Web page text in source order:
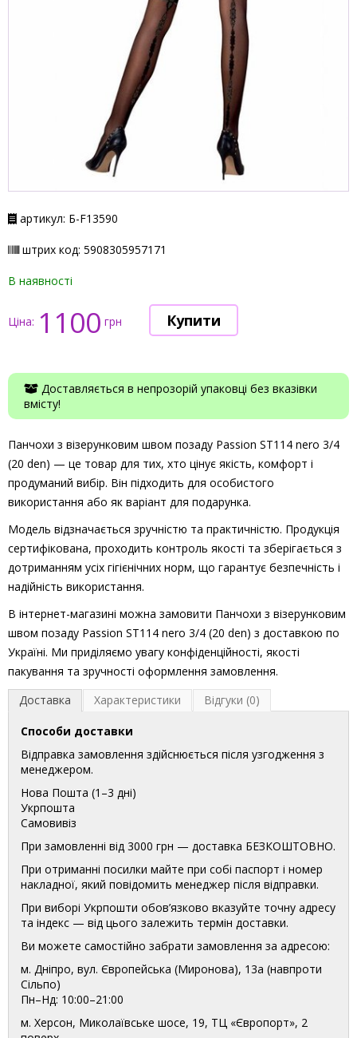
артикул: Б-F13590
штрих код: 5908305957171
В наявності
Ціна: 1100 грн
Доставляється в непрозорій упаковці без вказівки
вмісту!
Панчохи з візерунковим швом позаду Passion ST114 nero 3/4
(20 den) — це товар для тих, хто цінує якість, комфорт і
продуманий вибір. Він підходить для особистого
використання або як варіант для подарунка.
Модель відзначається зручністю та практичністю. Продукція
сертифікована, проходить контроль якості та зберігається з
дотриманням усіх гігієнічних норм, що гарантує безпечність і
надійність використання.
В інтернет-магазині можна замовити Панчохи з візерунковим
швом позаду Passion ST114 nero 3/4 (20 den) з доставкою по
Україні. Ми приділяємо увагу конфіденційності, якості
пакування та зручності оформлення замовлення.
Доставка
Характеристики Відгуки (0)
Способи доставки
Відправка замовлення здійснюється після узгодження з
менеджером.
Нова Пошта (1–3 дні)
Укрпошта
Самовивіз
При замовленні від 3000 грн — доставка БЕЗКОШТОВНО.
При отриманні посилки майте при собі паспорт і номер
накладної, який повідомить менеджер після відправки.
При виборі Укрпошти обов’язково вказуйте точну адресу
та індекс — від цього залежить термін доставки.
Ви можете самостійно забрати замовлення за адресою:
м. Дніпро, вул. Європейська (Миронова), 13а (навпроти
Сільпо)
Пн–Нд: 10:00–21:00
м. Херсон, Миколаївське шосе, 19, ТЦ «Європорт», 2